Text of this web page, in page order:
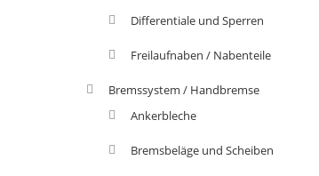
Differentiale und Sperren
Freilaufnaben / Nabenteile
Bremssystem / Handbremse
Ankerbleche
Bremsbeläge und Scheiben